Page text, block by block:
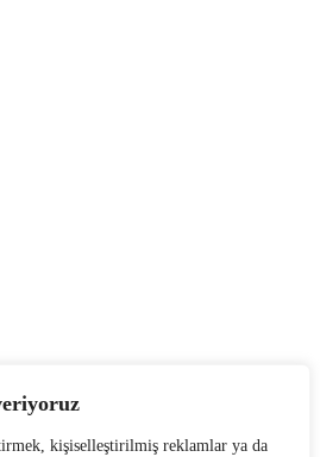
kişiselleştirilmiş reklamlar ya da